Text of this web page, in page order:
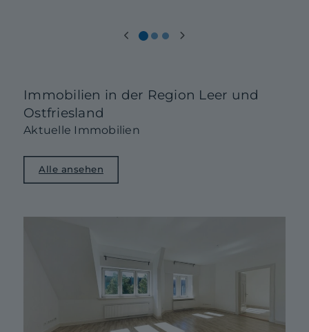
Immobilien in der Region Leer und
Ostfriesland
Aktuelle Immobilien
Alle ansehen